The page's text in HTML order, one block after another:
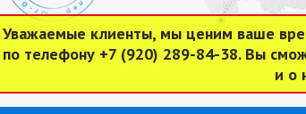
Уважаемые клиенты, мы ценим ваше
по телефону +7 (920) 289-84-38. Вы
и о